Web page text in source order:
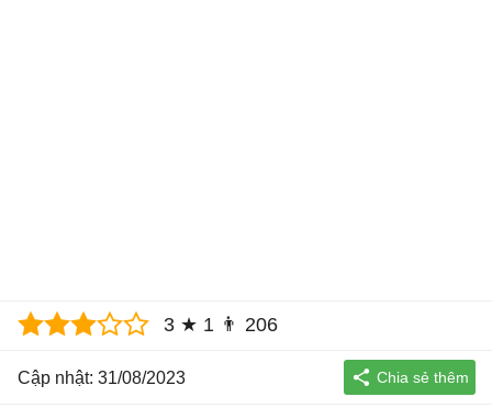
3 ★ 1 👨 206
Cập nhật: 31/08/2023